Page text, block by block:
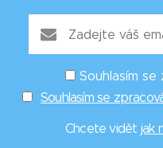
Souhlasím
Souhlasím se
Chcete vidět jak